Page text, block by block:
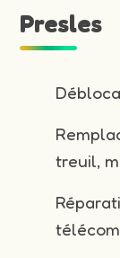
Presles
treuil,